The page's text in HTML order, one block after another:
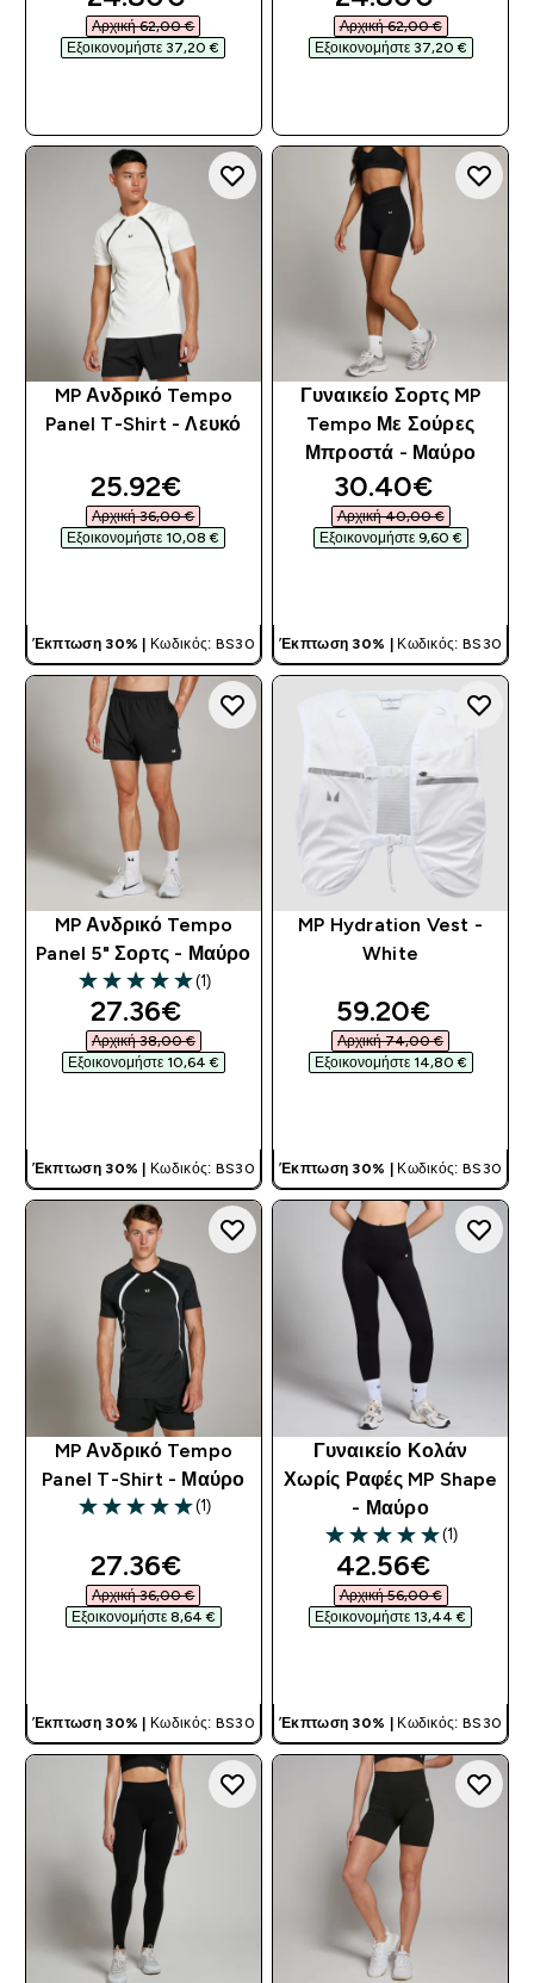
Αρχική 62,00 €‎
Εξοικονομήστε 37,20 €‎
Αρχική 62,00 €‎
Εξοικονομήστε 37,20 €‎
MP Ανδρικό Tempo
Panel T-Shirt - Λευκό
discounted price
25.92€‎
Αρχική 36,00 €‎
Εξοικονομήστε 10,08 €‎
Έκπτωση 30% | Κωδικός: BS30
Γυναικείο Σορτς MP
Tempo Με Σούρες
Μπροστά - Μαύρο
discounted
30.40€‎
Αρχική 40,00 €‎
Εξοικονομήστε 9,60 €‎
Έκπτωση 30% | Κωδικός: BS30
MP Ανδρικό Tempo
Panel 5" Σορτς - Μαύρο
5 out of 5 stars
(1)
discounted price
27.36€‎
Αρχική 38,00 €‎
Εξοικονομήστε 10,64 €‎
Έκπτωση 30% | Κωδικός: BS30
MP Hydration Vest -
White
discounted
59.20€‎
Αρχική 74,00 €‎
Εξοικονομήστε 14,80 €‎
Έκπτωση 30% | Κωδικός: BS30
MP Ανδρικό Tempo
Panel T-Shirt - Μαύρο
5 out of 5 stars
(1)
discounted price
27.36€‎
Αρχική 36,00 €‎
Εξοικονομήστε 8,64 €‎
Έκπτωση 30% | Κωδικός: BS30
Γυναικείο Κολάν
Χωρίς Ραφές MP Shape
- Μαύρο
5 out of 5 stars
(1)
discounted
42.56€‎
Αρχική 56,00 €‎
Εξοικονομήστε 13,44 €‎
Έκπτωση 30% | Κωδικός: BS30